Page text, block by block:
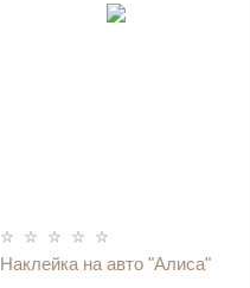
Наклейка на авто "Алиса"